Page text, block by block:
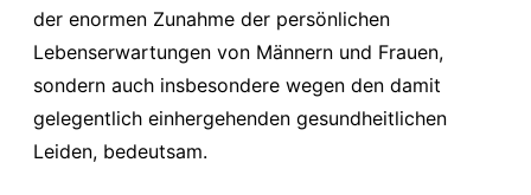
der enormen Zunahme der persönlichen
Lebenserwartungen von Männern und Frauen,
sondern auch insbesondere wegen den damit
gelegentlich einhergehenden gesundheitlichen
Leiden, bedeutsam.